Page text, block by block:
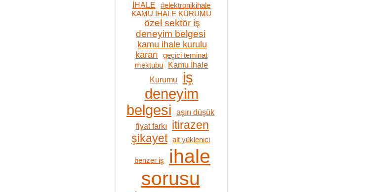
İHALE
#elektronikihale
KAMU İHALE KURUMU
özel sektör iş
deneyim belgesi
kamu ihale kurulu
kararı
geçici teminat
mektubu
Kamu İhale
Kurumu
iş
deneyim
belgesi
aşırı düşük
fiyat farkı
itirazen
şikayet
alt yüklenici
benzer iş
ihale
sorusu